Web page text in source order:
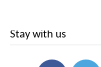
Stay with us